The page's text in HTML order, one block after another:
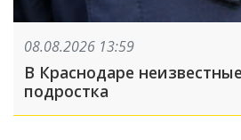
08.08.2026 13:59
В Краснодаре
подростка